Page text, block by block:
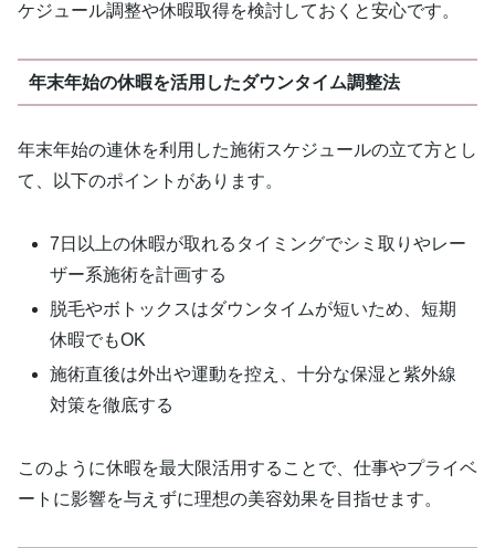
ケジュール調整や休暇取得を検討しておくと安心です。
年末年始の休暇を活用したダウンタイム調整法
年末年始の連休を利用した施術スケジュールの立て方とし
て、以下のポイントがあります。
7日以上の休暇が取れるタイミングでシミ取りやレー
ザー系施術を計画する
脱毛やボトックスはダウンタイムが短いため、短期
休暇でもOK
施術直後は外出や運動を控え、十分な保湿と紫外線
対策を徹底する
このように休暇を最大限活用することで、仕事やプライベ
ートに影響を与えずに理想の美容効果を目指せます。